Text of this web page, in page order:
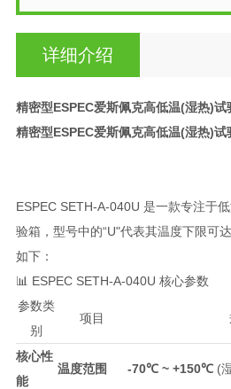
详细介绍
精密型ESPEC爱斯佩克高低温(湿热)试
精密型ESPEC爱斯佩克高低温(湿热)试
ESPEC SETH-A-040U 是一款专注于
验箱，型号中的“U"代表其温度下限可
如下：
📊 ESPEC SETH-A-040U 核心参数
参数类
别
项目
核心性
能
温度范围 -70℃ ~ +150℃(